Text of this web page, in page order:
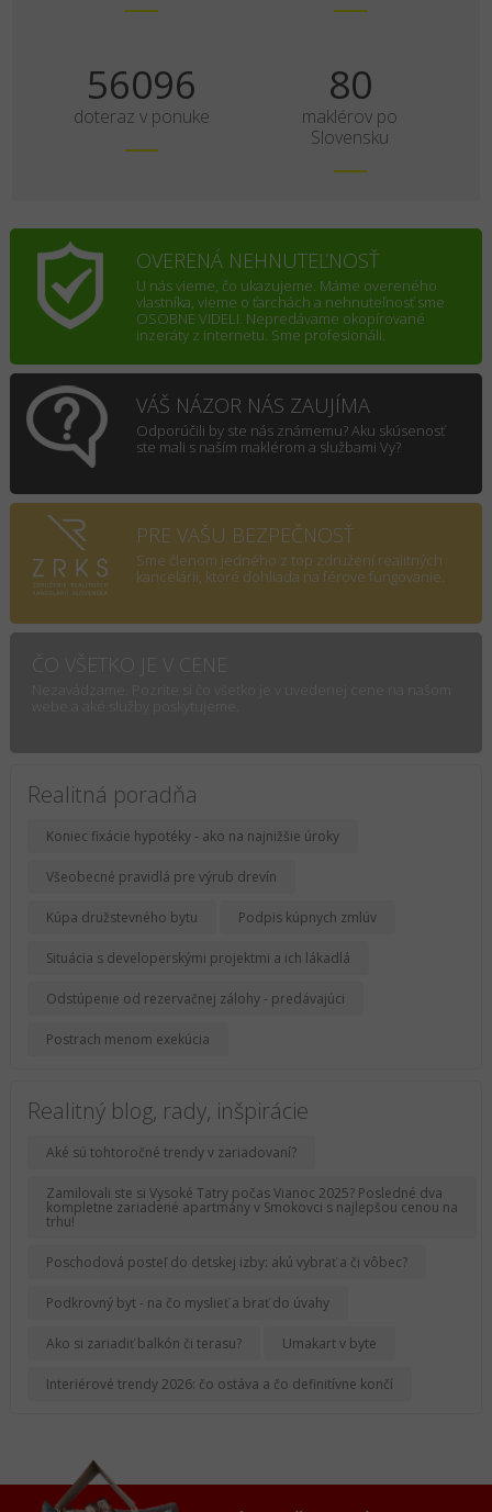
70120
doteraz v ponuke
100
maklérov po
Slovensku
OVERENÁ NEHNUTEĽNOSŤ
U nás vieme, čo ukazujeme. Máme overeného
vlastníka, vieme o ťarchách a nehnuteľnosť sme
OSOBNE VIDELI. Nepredávame okopírované
inzeráty z internetu. Sme profesionáli.
VÁŠ NÁZOR NÁS ZAUJÍMA
Odporúčili by ste nás známemu? Aku skúsenosť
ste mali s naším maklérom a službami Vy?
PRE VAŠU BEZPEČNOSŤ
Sme členom jedného z top združení realitných
kancelárii, ktoré dohliada na férove fungovanie.
ČO VŠETKO JE V CENE
Realitná poradňa
Koniec fixácie hypotéky - ako na najnižšie úroky
Všeobecné pravidlá pre výrub drevín
Kúpa družstevného bytu Podpis kúpnych zmlúv
Situácia s developerskými projektmi a ich lákadlá
Odstúpenie od rezervačnej zálohy - predávajúci
Postrach menom exekúcia
Realitný blog, rady, inšpirácie
Aké sú tohtoročné trendy v zariadovaní?
Zamilovali ste si Vysoké Tatry počas Vianoc 2025? Posledné dva
kompletne zariadené apartmány v Smokovci s najlepšou cenou na
trhu!
Poschodová posteľ do detskej izby: akú vybrať a či vôbec?
Podkrovný byt - na čo myslieť a brať do úvahy
Ako si zariadiť balkón či terasu? Umakart v byte
Interiérové trendy 2026: čo ostáva a čo definitívne končí